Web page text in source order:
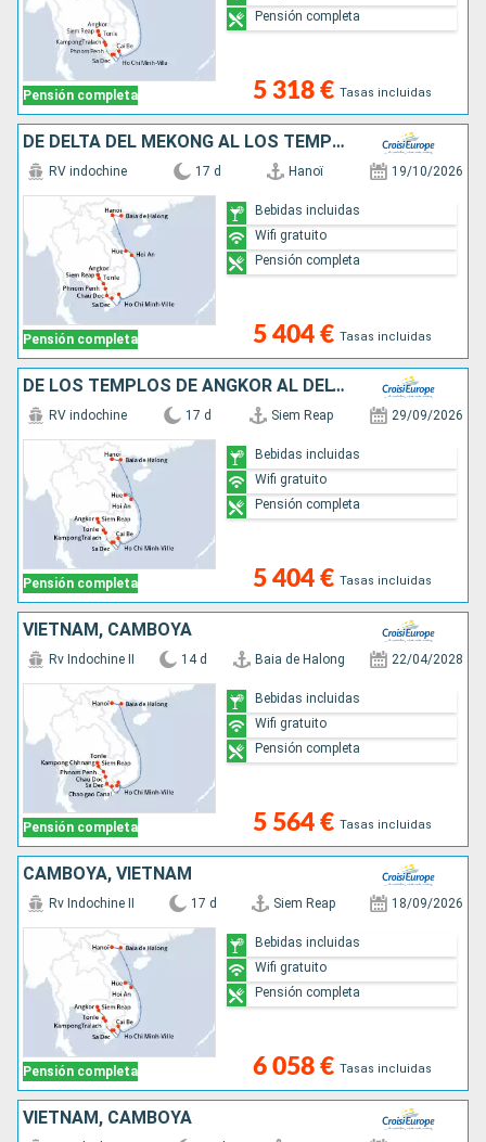
Pensión completa 5 318 € Tasas incluidas
Pensión completa
DE DELTA DEL MEKONG AL LOS TEMPLOS DE ANGKOR, LAS CIUDADES IMPERIALES (FORMULA PUERTO/PUERTO)
Pensión completa
RV indochine 17 d Hanoï 19/10/2026
5 404 € Tasas incluidas
Bebidas incluidas
Wifi gratuito
Pensión completa
DE LOS TEMPLOS DE ANGKOR AL DELTA DEL MEKONG, LAS CIUDADES IMPERIALES (FORMULA PUERTO/PUERTO)
Pensión completa
RV indochine 17 d Siem Reap 29/09/2026
5 404 € Tasas incluidas
Bebidas incluidas
Wifi gratuito
Pensión completa
VIETNAM, CAMBOYA
Pensión completa
Rv Indochine II 14 d Baia de Halong 22/04/2028
5 564 € Tasas incluidas
Bebidas incluidas
Wifi gratuito
Pensión completa
CAMBOYA, VIETNAM
Pensión completa
Rv Indochine II 17 d Siem Reap 18/09/2026
6 058 € Tasas incluidas
Bebidas incluidas
Wifi gratuito
Pensión completa
VIETNAM, CAMBOYA